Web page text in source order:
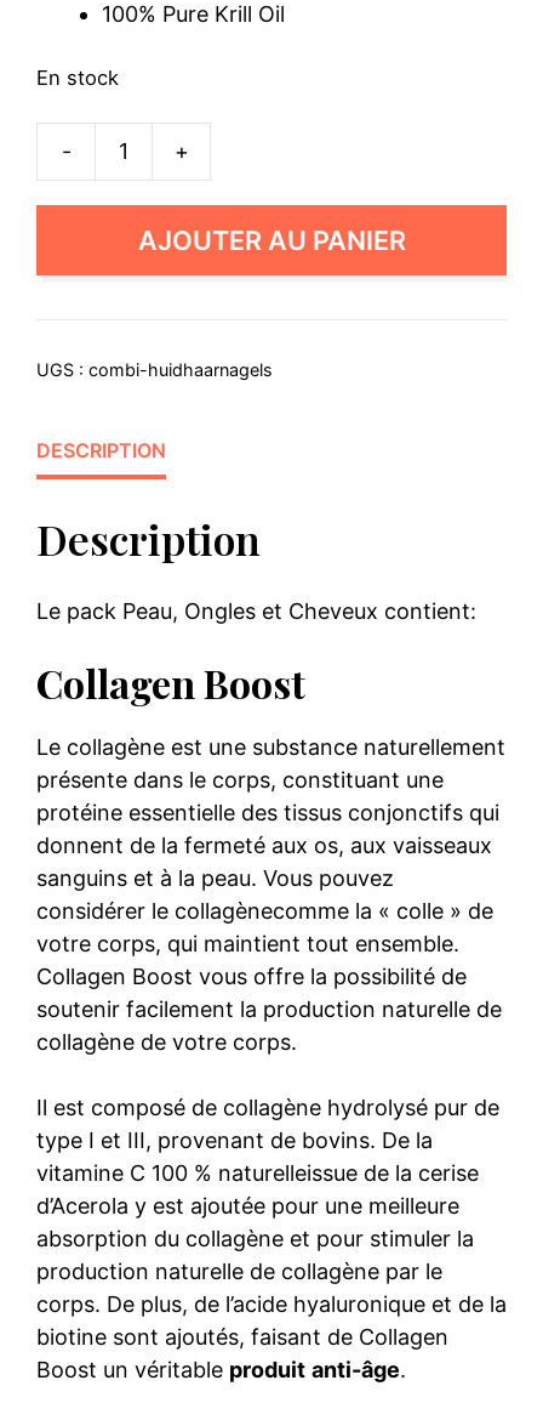
100% Pure Krill Oil
En stock
-
de
Le
et
+
AJOUTER AU PANIER
UGS : combi-huidhaarnagels
DESCRIPTION
Description
Le pack Peau, Ongles et Cheveux contient:
Collagen Boost
Le collagène est une substance naturellement
présente dans le corps, constituant une
protéine essentielle des tissus conjonctifs qui
donnent de la fermeté aux os, aux vaisseaux
sanguins et à la peau. Vous pouvez
considérer le collagènecomme la « colle » de
votre corps, qui maintient tout ensemble.
Collagen Boost vous offre la possibilité de
soutenir facilement la production naturelle de
collagène de votre corps.
Il est composé de collagène hydrolysé pur de
type I et III, provenant de bovins. De la
vitamine C 100 % naturelleissue de la cerise
d’Acerola y est ajoutée pour une meilleure
absorption du collagène et pour stimuler la
production naturelle de collagène par le
corps. De plus, de l’acide hyaluronique et de la
biotine sont ajoutés, faisant de Collagen
Boost un véritable produit anti-âge.